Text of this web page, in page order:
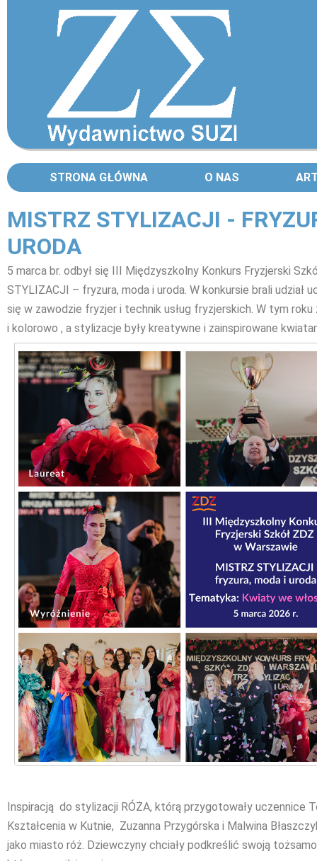
STRONA GŁÓWNA O NAS
MISTRZ STYLIZACJI -
URODA
5 marca br. odbył się III Międzyszkolny Konkurs Fryzjerski
STYLIZACJI – fryzura, moda i uroda. W konkursie brali udział
się w zawodzie fryzjer i technik usług fryzjerskich. W tym
i kolorowo , a stylizacje były kreatywne i zainspirowane
Inspiracją do stylizacji RÓŻA, którą przygotowały uczennice
Kształcenia w Kutnie, Zuzanna Przygórska i Malwina
jako miasto róż. Dziewczyny chciały podkreślić swoją